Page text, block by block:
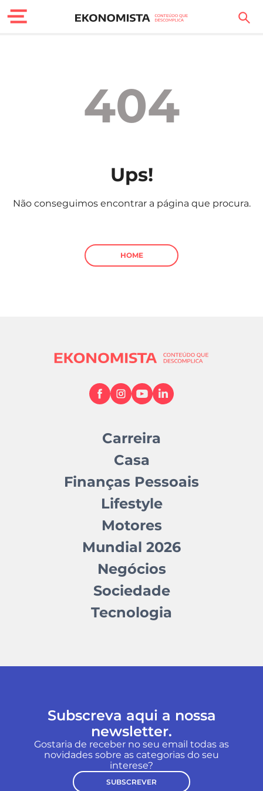
Carreira
Sociedade
Negócios
404
Ups!
Não conseguimos encontrar a página que procura.
HOME
Carreira
Casa
Finanças Pessoais
Lifestyle
Motores
Mundial 2026
Negócios
Sociedade
Tecnologia
Subscreva aqui a nossa
newsletter.
Gostaria de receber no seu email todas as
novidades sobre as categorias do seu
interese?
SUBSCREVER